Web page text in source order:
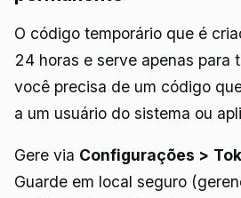
O código temporário que é
24 horas e serve apenas para
você precisa de um código
a um usuário do sistema ou
Gere via Configurações >
Guarde em local seguro